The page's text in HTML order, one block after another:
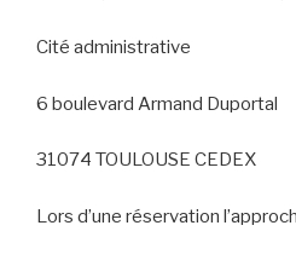
Cité administrative
6 boulevard Armand Duportal
31074 TOULOUSE CEDEX
Lors d’une réservation